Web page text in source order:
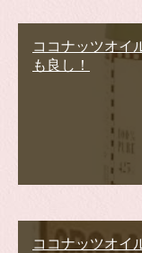
ココナッツオイ
も良し！
ココナッツオイ